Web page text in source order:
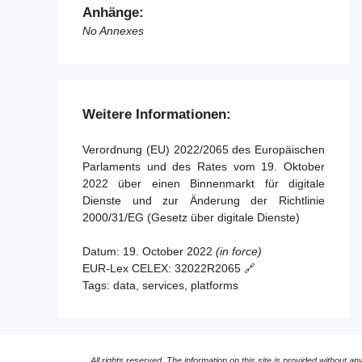
2020/1828
Artikel 91 - Überprüfung
Anhänge:
No Annexes
Weitere Informationen:
Verordnung (EU) 2022/2065 des Europäischen
Parlaments und des Rates vom 19. Oktober
2022 über einen Binnenmarkt für digitale
Dienste und zur Änderung der Richtlinie
2000/31/EG (Gesetz über digitale Dienste)
Datum: 19. October 2022 (in force)
EUR-Lex CELEX: 32022R2065 🔗
Tags: data, services, platforms